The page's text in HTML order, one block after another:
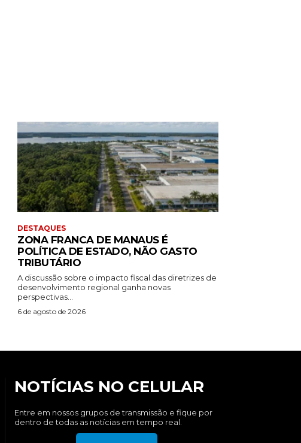
DESTAQUES
ZONA FRANCA DE MANAUS É
POLÍTICA DE ESTADO, NÃO GASTO
TRIBUTÁRIO
A discussão sobre o impacto fiscal das diretrizes de
desenvolvimento regional ganha novas
perspectivas...
6 de agosto de 2026
NOTÍCIAS NO CELULAR
Entre em nossos grupos de transmissão e fique por
dentro de todas as notícias em tempo real.